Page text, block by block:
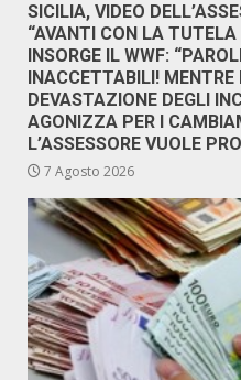
SICILIA, VIDEO
“AVANTI CON LA TUTELA
INSORGE IL WWF:
INACCETTABILI!
DEVASTAZIONE DEGLI
AGONIZZA PER I
L’ASSESSORE VUOLE
7 Agosto 2026